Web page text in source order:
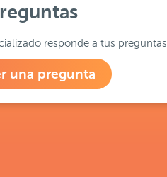
responde a tus preguntas
una pregunta